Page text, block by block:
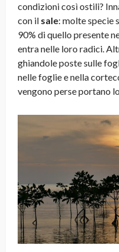
condizioni così ostili?
con il sale: molte specie
90% di quello presente
entra nelle loro radici.
ghiandole poste sulle
nelle foglie e nella
vengono perse portano